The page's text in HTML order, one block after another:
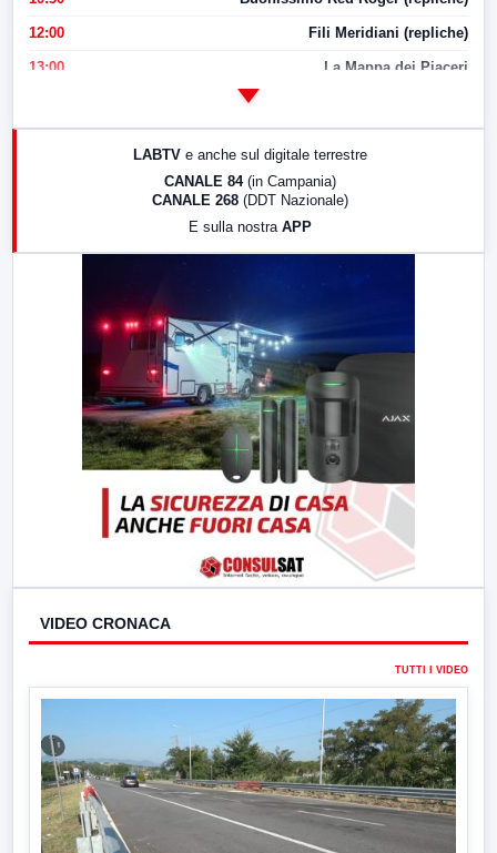
12:00 Fili Meridiani (repliche)
13:00 La Mappa dei Piaceri
LABTV e anche sul digitale terrestre
CANALE 84 (in Campania)
CANALE 268 (DDT Nazionale)
E sulla nostra APP
VIDEO CRONACA
TUTTI I VIDEO